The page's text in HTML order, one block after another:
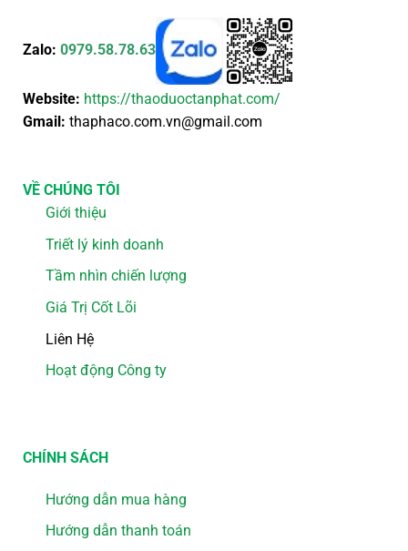
Zalo: 0979.58.78.63
Website: https://thaoduoctanphat.com/
Gmail: thaphaco.com.vn@gmail.com
VỀ CHÚNG TÔI
Giới thiệu
Triết lý kinh doanh
Tầm nhìn chiến lượng
Giá Trị Cốt Lõi
Liên Hệ
Hoạt động Công ty
CHÍNH SÁCH
Hướng dẫn mua hàng
Hướng dẫn thanh toán